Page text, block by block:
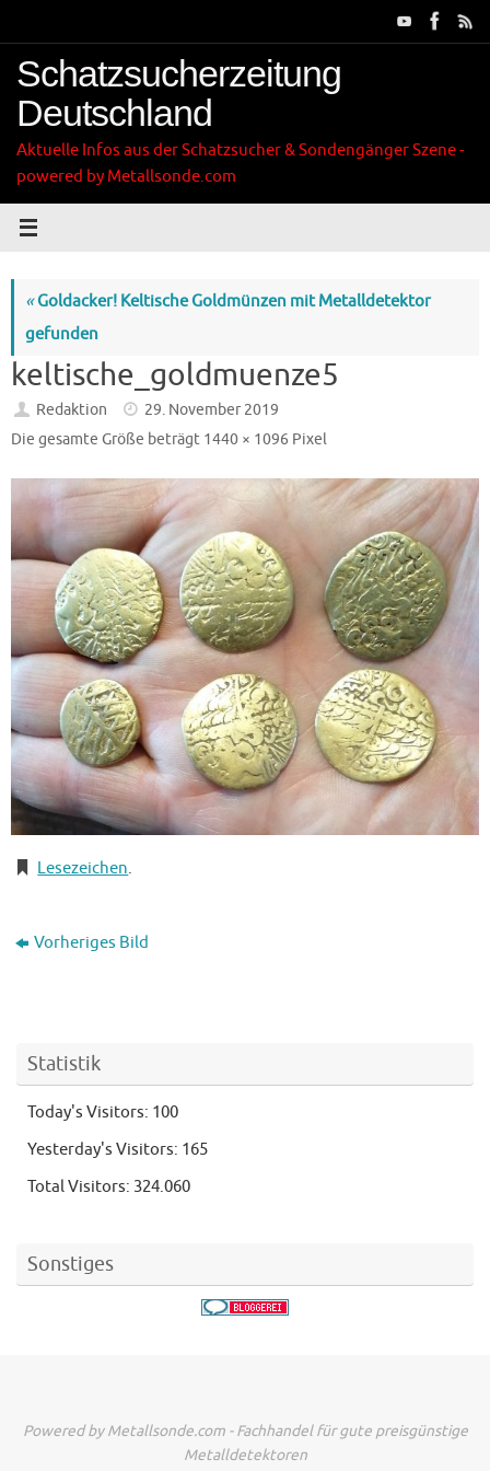
Inhalt
springen
Schatzsucherzeitung
Deutschland
Aktuelle Infos aus der Schatzsucher & Sondengänger Szene -
powered by Metallsonde.com
«Goldacker! Keltische Goldmünzen mit Metalldetektor
gefunden
keltische_goldmuenze5
Redaktion
29. November 2019
Die gesamte Größe beträgt 1440 × 1096 Pixel
Lesezeichen.
Vorheriges Bild
Statistik
Today's Visitors: 100
Yesterday's Visitors: 165
Total Visitors: 324.060
Sonstiges
Powered by Metallsonde.com - Fachhandel für gute preisgünstige
Metalldetektoren